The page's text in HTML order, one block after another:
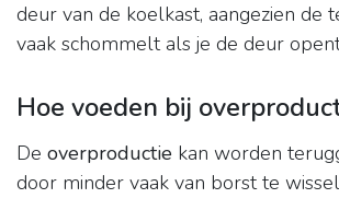
deur van de koelkast, aangezien de
vaak schommelt als je de deur
Hoe voeden bij
De overproductie kan worden
door minder vaak van borst te